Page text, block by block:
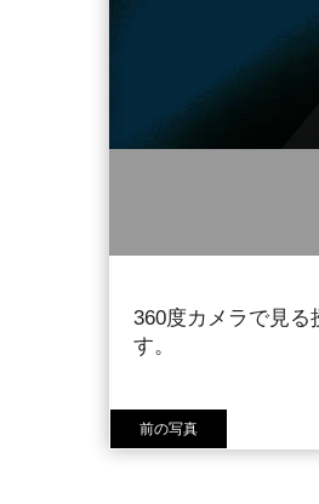
360度カメラで見
す。
前の写真